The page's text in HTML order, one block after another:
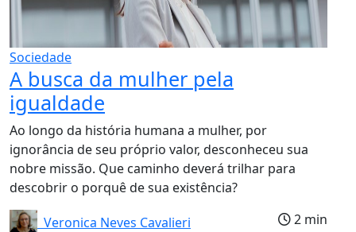
Sociedade
A busca da mulher pela
igualdade
Ao longo da história humana a mulher, por
ignorância de seu próprio valor, desconheceu sua
nobre missão. Que caminho deverá trilhar para
descobrir o porquê de sua existência?
Veronica Neves Cavalieri
2 min